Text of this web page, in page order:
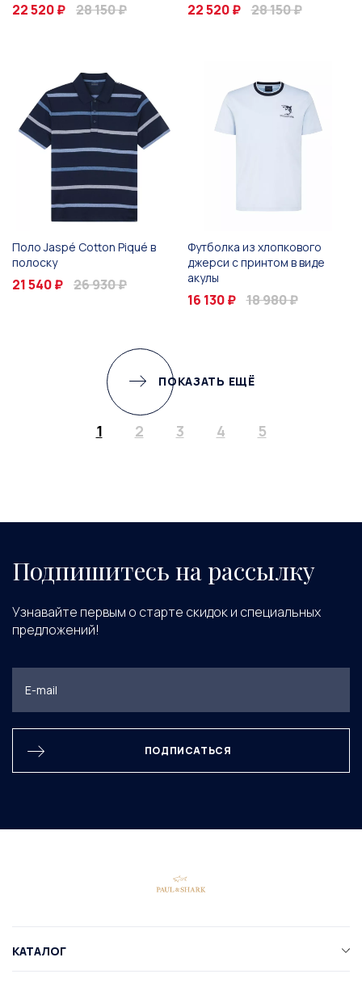
22 520 ₽ 28 150 ₽ 22 520 ₽ 28 150 ₽
Поло Jaspé Cotton Piqué в
полоску
21 540 ₽ 26 930 ₽
Футболка из хлопкового
джерси с принтом в виде
акулы
16 130 ₽ 18 980 ₽
ПОКАЗАТЬ ЕЩЁ
1 2 3 4 5
Подпишитесь на рассылку
Узнавайте первым о старте скидок и специальных
предложений!
ПОДПИСАТЬСЯ
КАТАЛОГ